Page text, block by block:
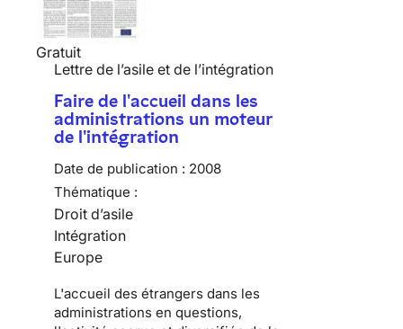
Gratuit
Lettre de l’asile et de l’intégration
Faire de l'accueil dans les
administrations un moteur
de l'intégration
Date de publication : 2008
Thématique :
Droit d’asile
Intégration
Europe
L'accueil des étrangers dans les
administrations en questions,